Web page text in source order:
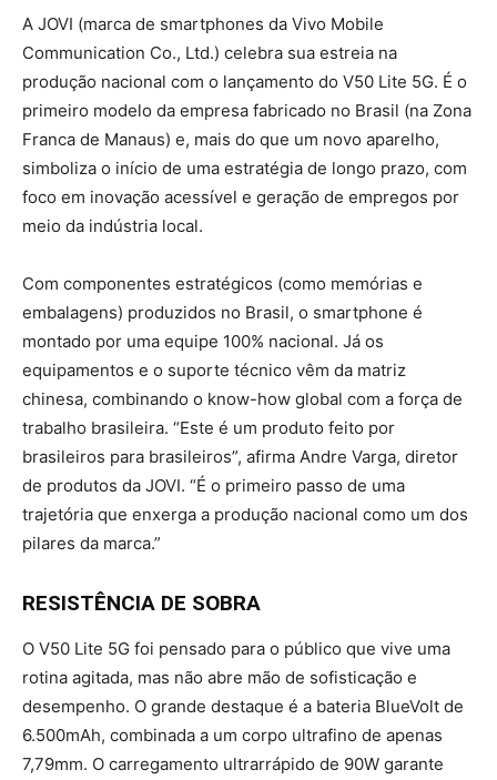
A JOVI (marca de smartphones da Vivo Mobile
Communication Co., Ltd.) celebra sua estreia na
produção nacional com o lançamento do V50 Lite 5G. É o
primeiro modelo da empresa fabricado no Brasil (na Zona
Franca de Manaus) e, mais do que um novo aparelho,
simboliza o início de uma estratégia de longo prazo, com
foco em inovação acessível e geração de empregos por
meio da indústria local.
Com componentes estratégicos (como memórias e
embalagens) produzidos no Brasil, o smartphone é
montado por uma equipe 100% nacional. Já os
equipamentos e o suporte técnico vêm da matriz
chinesa, combinando o know-how global com a força de
trabalho brasileira. “Este é um produto feito por
brasileiros para brasileiros”, afirma Andre Varga, diretor
de produtos da JOVI. “É o primeiro passo de uma
trajetória que enxerga a produção nacional como um dos
pilares da marca.”
RESISTÊNCIA DE SOBRA
O V50 Lite 5G foi pensado para o público que vive uma
rotina agitada, mas não abre mão de sofisticação e
desempenho. O grande destaque é a bateria BlueVolt de
6.500mAh, combinada a um corpo ultrafino de apenas
7,79mm. O carregamento ultrarrápido de 90W garante